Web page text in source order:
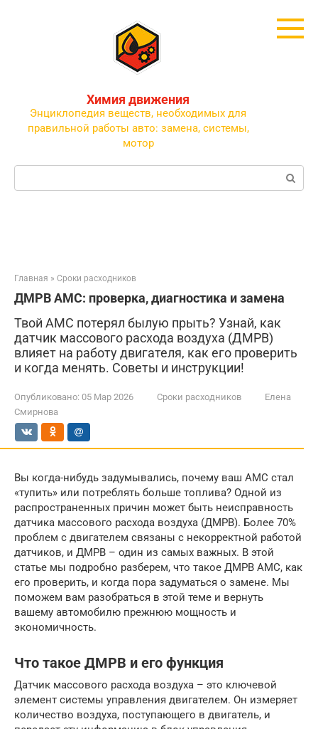
Химия движения
Энциклопедия веществ, необходимых для
правильной работы авто: замена, системы,
мотор
Поиск:
Главная » Сроки расходников
ДМРВ AMC: проверка, диагностика и замена
Твой AMC потерял былую прыть? Узнай, как
датчик массового расхода воздуха (ДМРВ)
влияет на работу двигателя, как его проверить
и когда менять. Советы и инструкции!
Опубликовано: 05 Мар 2026 Сроки расходников
Елена
Смирнова
Вы когда-нибудь задумывались, почему ваш AMC стал
«тупить» или потреблять больше топлива? Одной из
распространенных причин может быть неисправность
датчика массового расхода воздуха (ДМРВ). Более 70%
проблем с двигателем связаны с некорректной работой
датчиков, и ДМРВ – один из самых важных. В этой
статье мы подробно разберем, что такое ДМРВ AMC, как
его проверить, и когда пора задуматься о замене. Мы
поможем вам разобраться в этой теме и вернуть
вашему автомобилю прежнюю мощность и
экономичность.
Что такое ДМРВ и его функция
Датчик массового расхода воздуха – это ключевой
элемент системы управления двигателем. Он измеряет
количество воздуха, поступающего в двигатель, и